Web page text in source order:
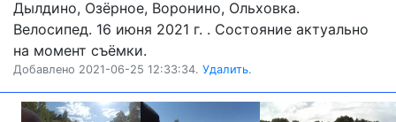
Дылдино, Озёрное, Воронино, Ольховка.
Велосипед. 16 июня 2021 г. . Состояние актуально
на момент съёмки.
Добавлено 2021-06-25 12:33:34. Удалить.